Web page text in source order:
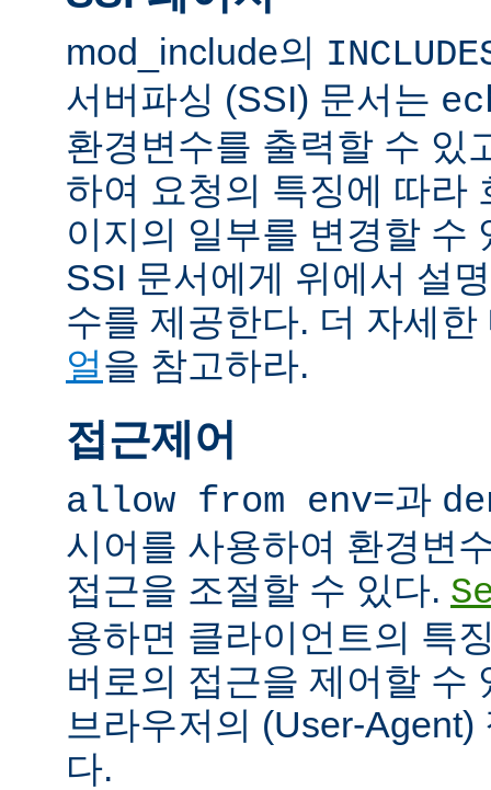
mod_include의
서버파싱 (SSI) 문서는
환경변수를 출력할 수 있
하여 요청의 특징에 따라
이지의 일부를 변경할 수
SSI 문서에게 위에서 설
수를 제공한다. 더 자세
얼을 참고하라.
접근제어
allow from env=과
시어를 사용하여 환경변
접근을 조절할 수 있다.
용하면 클라이언트의 특
버로의 접근을 제어할 수
브라우저의 (User-
다.